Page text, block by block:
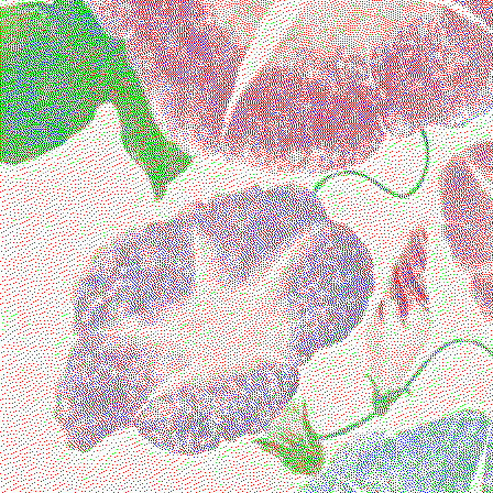
favoritos
Estos son mis personajes
Si bien todos son preciosos, hay
corazón